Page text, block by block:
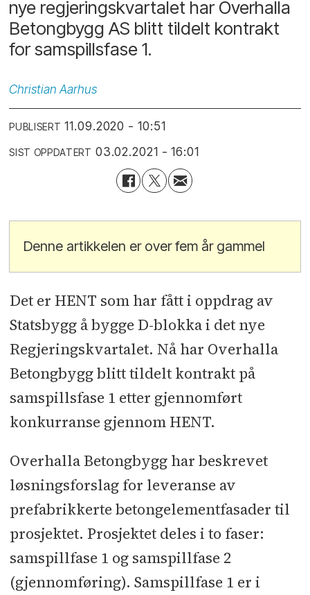
nye regjeringskvartalet har Overhalla
Betongbygg AS blitt tildelt kontrakt
for samspillsfase 1.
Christian Aarhus
PUBLISERT 11.09.2020 - 10:51
SIST OPPDATERT 03.02.2021 - 16:01
Denne artikkelen er over fem år gammel
Det er HENT som har fått i oppdrag av
Statsbygg å bygge D-blokka i det nye
Regjeringskvartalet. Nå har Overhalla
Betongbygg blitt tildelt kontrakt på
samspillsfase 1 etter gjennomført
konkurranse gjennom HENT.
Overhalla Betongbygg har beskrevet
løsningsforslag for leveranse av
prefabrikkerte betongelementfasader til
prosjektet. Prosjektet deles i to faser:
samspillfase 1 og samspillfase 2
(gjennomføring). Samspillfase 1 er i